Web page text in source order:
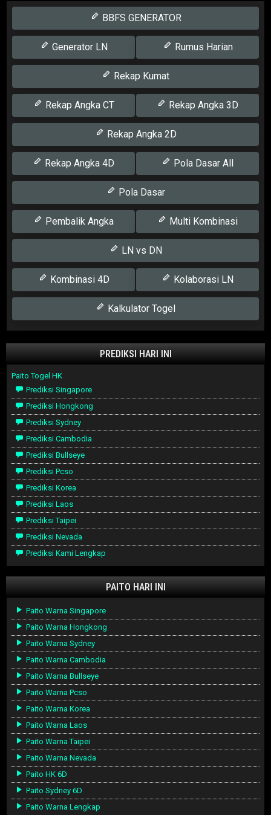
BBFS GENERATOR
Generator LN Rumus Harian
Rekap Kumat
Rekap Angka CT Rekap Angka 3D
Rekap Angka 2D
Rekap Angka 4D Pola Dasar All
Pola Dasar
Pembalik Angka Multi Kombinasi
LN vs DN
Kombinasi 4D Kolaborasi LN
Kalkulator Togel
PREDIKSI HARI INI
Paito Togel HK
Prediksi Singapore
Prediksi Hongkong
Prediksi Sydney
Prediksi Cambodia
Prediksi Bullseye
Prediksi Pcso
Prediksi Korea
Prediksi Laos
Prediksi Taipei
Prediksi Nevada
Prediksi Kami Lengkap
PAITO HARI INI
Paito Warna Singapore
Paito Warna Hongkong
Paito Warna Sydney
Paito Warna Cambodia
Paito Warna Bullseye
Paito Warna Pcso
Paito Warna Korea
Paito Warna Laos
Paito Warna Taipei
Paito Warna Nevada
Paito HK 6D
Paito Sydney 6D
Paito Warna Lengkap